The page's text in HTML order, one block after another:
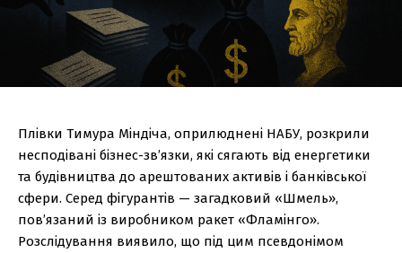
Плівки Тимура Міндіча, оприлюднені НАБУ, розкрили
несподівані бізнес-зв’язки, які сягають від енергетики
та будівництва до арештованих активів і банківської
сфери. Серед фігурантів — загадковий «Шмель»,
пов’язаний із виробником ракет «Фламінго».
Розслідування виявило, що під цим псевдонімом